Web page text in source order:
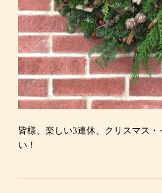
皆様、楽しい3連休、クリスマス・
い！